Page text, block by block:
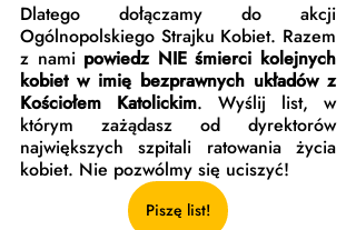
Dlatego dołączamy do akcji
Ogólnopolskiego Strajku Kobiet. Razem
z nami powiedz NIE śmierci kolejnych
kobiet w imię bezprawnych układów z
Kościołem Katolickim. Wyślij list, w
którym zażądasz od dyrektorów
największych szpitali ratowania życia
kobiet. Nie pozwólmy się uciszyć!
Piszę list!